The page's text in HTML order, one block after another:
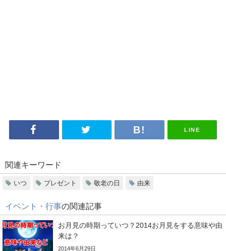
LINE
関連キーワード
いつ プレゼント 敬老の日 由来
イベント・行事の関連記事
お月見の時期っていつ？2014お月見をする意味や由
来は？
2014年6月29日